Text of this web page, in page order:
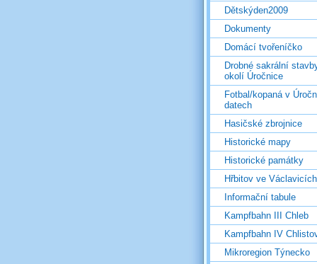
Dětskýden2009
Dokumenty
Domácí tvořeníčko
Drobné sakrální
okolí Úročnice
Fotbal/kopaná v
datech
Hasičské zbrojnice
Historické mapy
Historické památky
Hřbitov ve Václavicích
Informační tabule
Kampfbahn III Chleb
Kampfbahn IV
Mikroregion Týnecko